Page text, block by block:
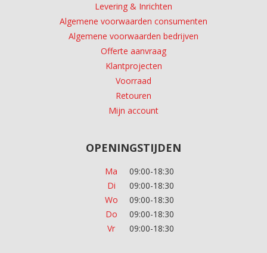
Levering & Inrichten
Algemene voorwaarden consumenten
Algemene voorwaarden bedrijven
Offerte aanvraag
Klantprojecten
Voorraad
Retouren
Mijn account
OPENINGSTIJDEN
Ma
09:00-18:30
Di
09:00-18:30
Wo
09:00-18:30
Do
09:00-18:30
Vr
09:00-18:30